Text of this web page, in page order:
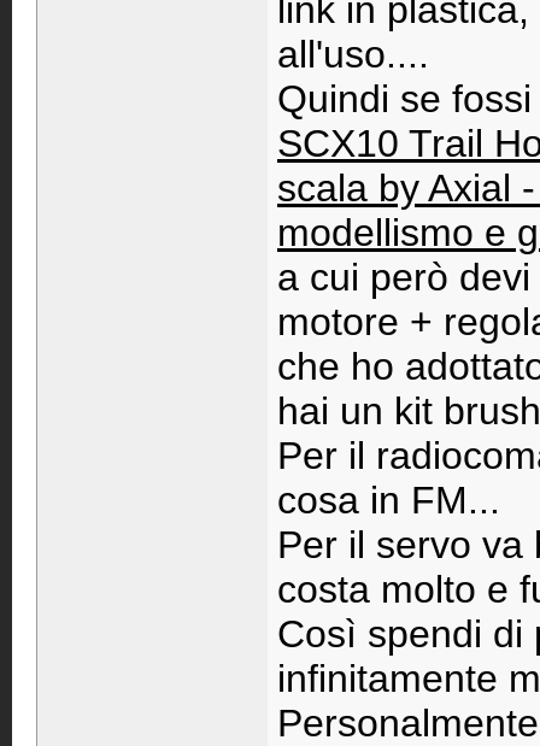
link in
all'uso....
Quindi se
SCX10 Trail
scala by Axial
modellismo e
a cui però
motore +
che ho
hai un kit
Per il
cosa in FM...
Per il servo va
costa molto e
Così spendi di
infinitamente